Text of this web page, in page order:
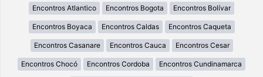
Encontros Atlantico Encontros Bogota Encontros Bolívar
Encontros Boyaca Encontros Caldas Encontros Caqueta
Encontros Casanare Encontros Cauca Encontros Cesar
Encontros Chocó Encontros Cordoba Encontros Cundinamarca